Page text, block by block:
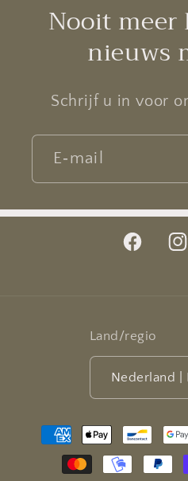
Nooit meer
nieuws
Schrijf u in voor
E‑mail
Facebook
Land/regio
Betaalmethoden